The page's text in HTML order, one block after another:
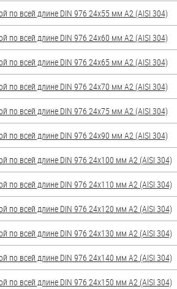
по всей длине DIN 976 24х55 мм А2 (AISI 304)
по всей длине DIN 976 24х60 мм А2 (AISI 304)
по всей длине DIN 976 24х65 мм А2 (AISI 304)
по всей длине DIN 976 24х70 мм А2 (AISI 304)
по всей длине DIN 976 24х75 мм А2 (AISI 304)
по всей длине DIN 976 24х90 мм А2 (AISI 304)
по всей длине DIN 976 24х100 мм А2 (AISI 304)
по всей длине DIN 976 24х110 мм А2 (AISI 304)
по всей длине DIN 976 24х120 мм А2 (AISI 304)
по всей длине DIN 976 24х130 мм А2 (AISI 304)
по всей длине DIN 976 24х140 мм А2 (AISI 304)
по всей длине DIN 976 24х150 мм А2 (AISI 304)